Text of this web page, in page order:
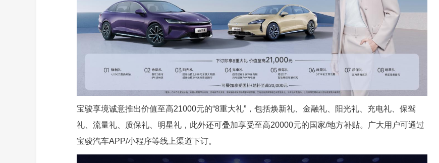
宝骏享境诚意推出价值至高21000元的“8重大礼”，包括焕新礼、金融礼、阳光礼、充电礼、保驾
礼、流量礼、质保礼、明星礼，此外还可叠加享受至高20000元的国家/地方补贴。广大用户可通过
宝骏汽车APP/小程序等线上渠道下订。